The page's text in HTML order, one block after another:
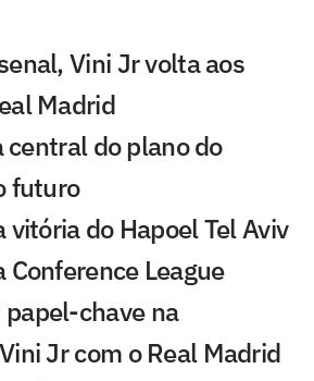
Vini Jr volta aos
Madrid
central do plano do
futuro
vitória do Hapoel Tel Aviv
Conference League
chave na
Jr com o Real Madrid